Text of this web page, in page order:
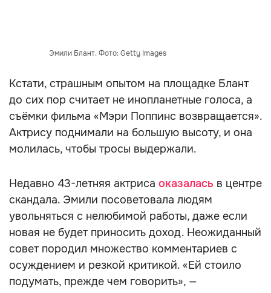
Эмили Блант. Фото: Getty Images
Кстати, страшным опытом на площадке Блант
до сих пор считает не инопланетные голоса, а
съёмки фильма «Мэри Поппинс возвращается».
Актрису поднимали на большую высоту, и она
молилась, чтобы тросы выдержали.
Недавно 43-летняя актриса оказалась в центре
скандала. Эмили посоветовала людям
увольняться с нелюбимой работы, даже если
новая не будет приносить доход. Неожиданный
совет породил множество комментариев с
осуждением и резкой критикой. «Ей стоило
подумать, прежде чем говорить», —